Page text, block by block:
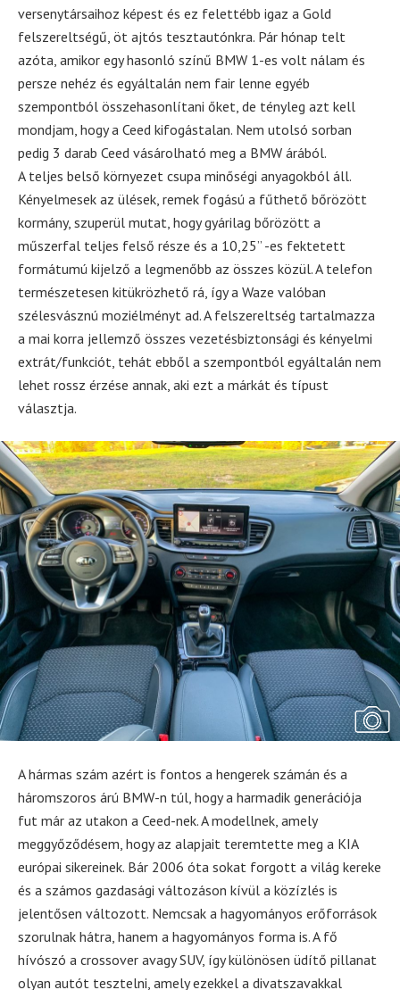
versenytársaihoz képest és ez felettébb igaz a Gold
felszereltségű, öt ajtós tesztautónkra. Pár hónap telt
azóta, amikor egy hasonló színű BMW 1-es volt nálam és
persze nehéz és egyáltalán nem fair lenne egyéb
szempontból összehasonlítani őket, de tényleg azt kell
mondjam, hogy a Ceed kifogástalan. Nem utolsó sorban
pedig 3 darab Ceed vásárolható meg a BMW árából.
A teljes belső környezet csupa minőségi anyagokból áll.
Kényelmesek az ülések, remek fogású a fűthető bőrözött
kormány, szuperül mutat, hogy gyárilag bőrözött a
műszerfal teljes felső része és a 10,25” -es fektetett
formátumú kijelző a legmenőbb az összes közül. A telefon
természetesen kitükrözhető rá, így a Waze valóban
szélesvásznú moziélményt ad. A felszereltség tartalmazza
a mai korra jellemző összes vezetésbiztonsági és kényelmi
extrát/funkciót, tehát ebből a szempontból egyáltalán nem
lehet rossz érzése annak, aki ezt a márkát és típust
választja.
A hármas szám azért is fontos a hengerek számán és a
háromszoros árú BMW-n túl, hogy a harmadik generációja
fut már az utakon a Ceed-nek. A modellnek, amely
meggyőződésem, hogy az alapjait teremtette meg a KIA
európai sikereinek. Bár 2006 óta sokat forgott a világ kereke
és a számos gazdasági változáson kívül a közízlés is
jelentősen változott. Nemcsak a hagyományos erőforrások
szorulnak hátra, hanem a hagyományos forma is. A fő
hívószó a crossover avagy SUV, így különösen üdítő pillanat
olyan autót tesztelni, amely ezekkel a divatszavakkal